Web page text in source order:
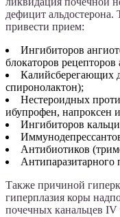
дефицит
привести прием:
Ингибиторов
блокаторов рецепторов
Калийсберегающих
спиронолактон);
Нестероидных
ибупрофен, напроксен
Ингибиторов
Антибиотиков
Антипаразитарного
Также причиной
гиперплазия коры
почечных канальцев IV